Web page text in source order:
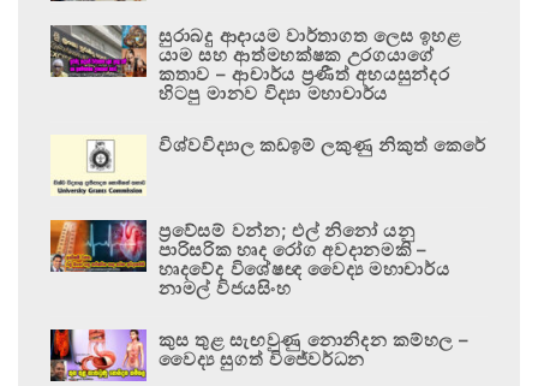
සුරාබදු ආදායම වාර්තාගත ලෙස ඉහළ
යාම සහ ආත්මභක්ෂක උරගයාගේ
කතාව – ආචාර්ය ප්‍රණීත් අභයසුන්දර
හිටපු මානව විද්‍යා මහාචාර්ය
විශ්වවිද්‍යාල කඩඉම් ලකුණු නිකුත් කෙරේ
ප්‍රවේසම් වන්න; එල් නිනෝ යනු
පාරිසරික හෘද රෝග අවදානමකි –
හෘදවේද විශේෂඥ වෛද්‍ය මහාචාර්ය
නාමල් විජයසිංහ
කුස තුළ සැඟවුණු නොනිදන කම්හල –
වෛද්‍ය සුගත් විජේවර්ධන